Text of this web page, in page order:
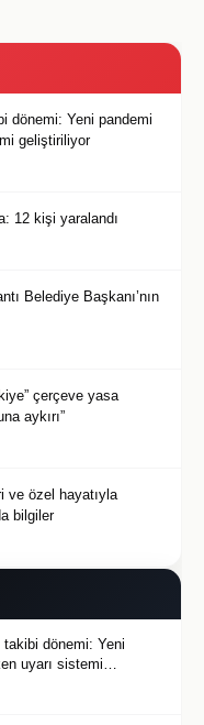
dönemi: Yeni pandemi
geliştiriliyor
12 kişi yaralandı
Belediye Başkanı’nın
çerçeve yasa
aykırı”
ve özel hayatıyla
bilgiler
takibi dönemi: Yeni
uyarı sistemi